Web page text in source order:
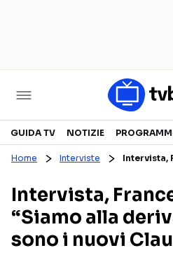
Televisione
CANALI TV
PROGRAMMI TV
PERSONAGGI TV
GUIDA TV NOTIZIE
Home Interviste Intervista,
Intervista,
“Siamo alla
sono i nuovi